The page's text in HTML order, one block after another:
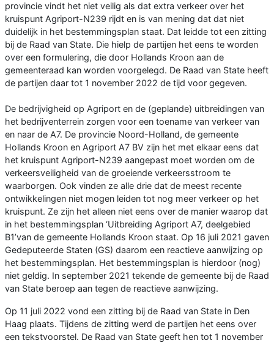
provincie vindt het niet veilig als dat extra verkeer over het
kruispunt Agriport-N239 rijdt en is van mening dat dat niet
duidelijk in het bestemmingsplan staat. Dat leidde tot een zitting
bij de Raad van State. Die hielp de partijen het eens te worden
over een formulering, die door Hollands Kroon aan de
gemeenteraad kan worden voorgelegd. De Raad van State heeft
de partijen daar tot 1 november 2022 de tijd voor gegeven.
De bedrijvigheid op Agriport en de (geplande) uitbreidingen van
het bedrijventerrein zorgen voor een toename van verkeer van
en naar de A7. De provincie Noord-Holland, de gemeente
Hollands Kroon en Agriport A7 BV zijn het met elkaar eens dat
het kruispunt Agriport-N239 aangepast moet worden om de
verkeersveiligheid van de groeiende verkeersstroom te
waarborgen. Ook vinden ze alle drie dat de meest recente
ontwikkelingen niet mogen leiden tot nog meer verkeer op het
kruispunt. Ze zijn het alleen niet eens over de manier waarop dat
in het bestemmingsplan ‘Uitbreiding Agriport A7, deelgebied
B1’van de gemeente Hollands Kroon staat. Op 16 juli 2021 gaven
Gedeputeerde Staten (GS) daarom een reactieve aanwijzing op
het bestemmingsplan. Het bestemmingsplan is hierdoor (nog)
niet geldig. In september 2021 tekende de gemeente bij de Raad
van State beroep aan tegen de reactieve aanwijzing.
Op 11 juli 2022 vond een zitting bij de Raad van State in Den
Haag plaats. Tijdens de zitting werd de partijen het eens over
een tekstvoorstel. De Raad van State geeft hen tot 1 november